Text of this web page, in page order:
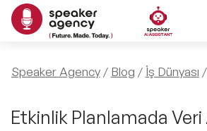
KONUŞMACILAR
Yerel Konuşmacılar
KONULAR
Speaker Agency Blog İş Dünyası
Etkinlik Planlamada